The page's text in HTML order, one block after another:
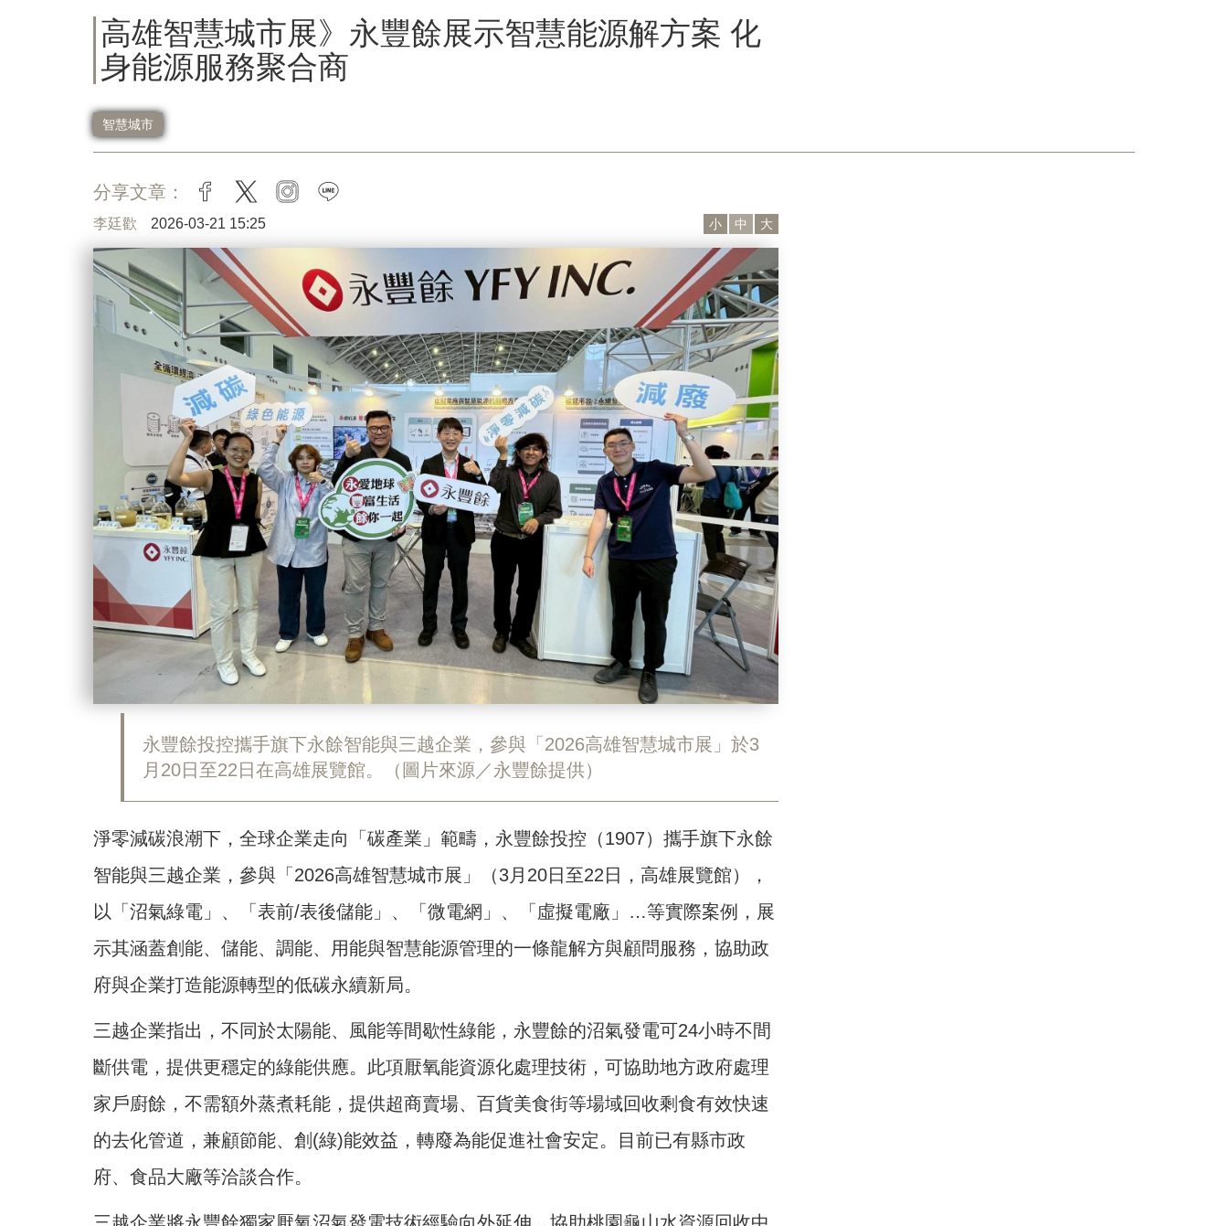
高雄智慧城市展》永豐餘展示智慧能源解方案 化
身能源服務聚合商
智慧城市
分享文章： facebook
twitter instagram
李廷歡 2026-03-21 15:25 小 中 大
永豐餘投控攜手旗下永餘智能與三越企業，參與「2026高雄智慧城市展」於3
月20日至22日在高雄展覽館。（圖片來源／永豐餘提供）
淨零減碳浪潮下，全球企業走向「碳產業」範疇，永豐餘投控（1907）攜手旗下永餘
智能與三越企業，參與「2026高雄智慧城市展」（3月20日至22日，高雄展覽館），
以「沼氣綠電」、「表前/表後儲能」、「微電網」、「虛擬電廠」…等實際案例，展
示其涵蓋創能、儲能、調能、用能與智慧能源管理的一條龍解方與顧問服務，協助政
府與企業打造能源轉型的低碳永續新局。
三越企業指出，不同於太陽能、風能等間歇性綠能，永豐餘的沼氣發電可24小時不間
斷供電，提供更穩定的綠能供應。此項厭氧能資源化處理技術，可協助地方政府處理
家戶廚餘，不需額外蒸煮耗能，提供超商賣場、百貨美食街等場域回收剩食有效快速
的去化管道，兼顧節能、創(綠)能效益，轉廢為能促進社會安定。目前已有縣市政
府、食品大廠等洽談合作。